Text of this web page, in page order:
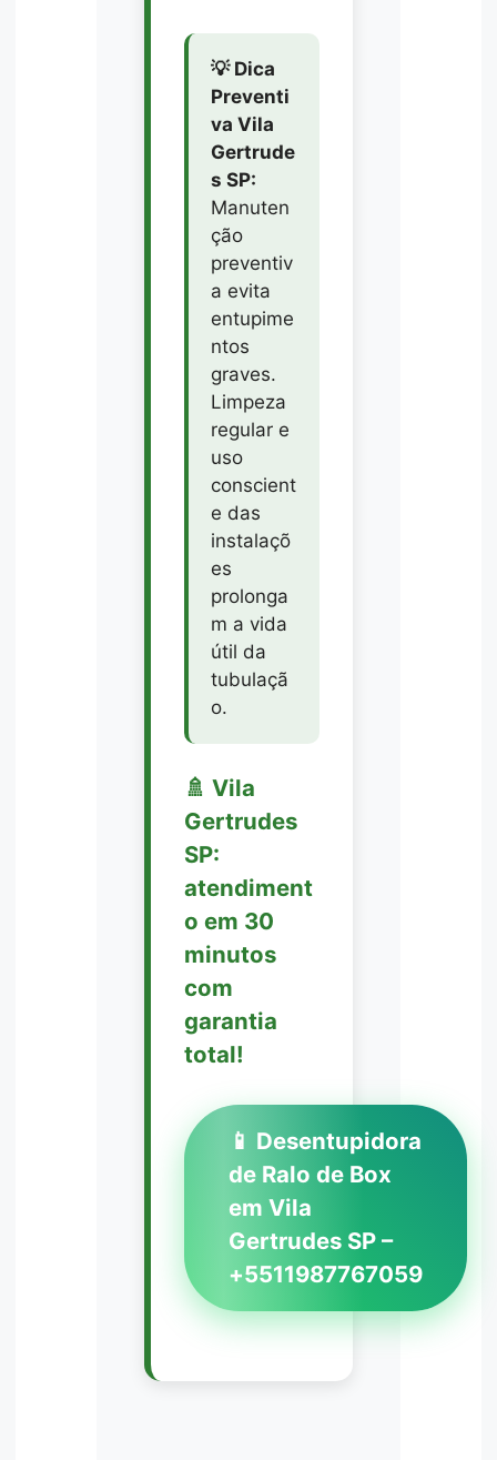
💡 Dica
Preventi
va Vila
Gertrude
s SP:
Manuten
ção
preventiv
a evita
entupime
ntos
graves.
Limpeza
regular e
uso
conscient
e das
instalaçõ
es
prolonga
m a vida
útil da
tubulaçã
o.
🚿 Vila
Gertrudes
SP:
atendiment
o em 30
minutos
com
garantia
total!
📱 Desentupidora
de Ralo de Box
em Vila
Gertrudes SP –
+5511987767059